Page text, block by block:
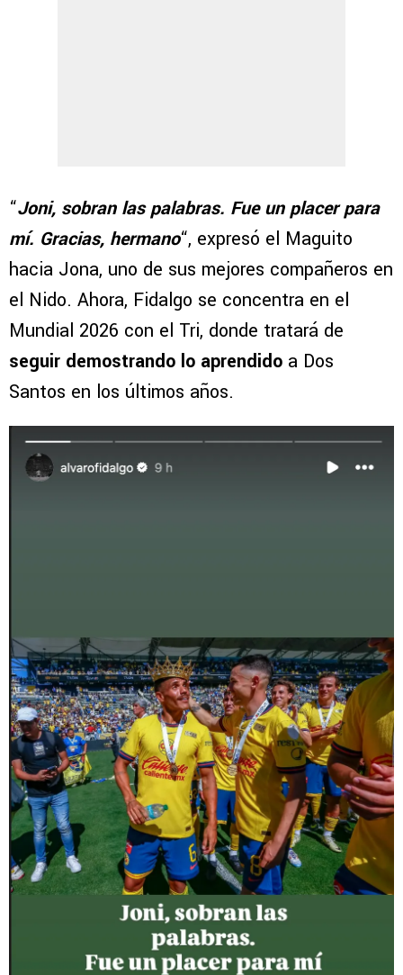
“Joni, sobran las palabras. Fue un placer para
mí. Gracias, hermano“, expresó el Maguito
hacia Jona, uno de sus mejores compañeros en
el Nido. Ahora, Fidalgo se concentra en el
Mundial 2026 con el Tri, donde tratará de
seguir demostrando lo aprendido a Dos
Santos en los últimos años.